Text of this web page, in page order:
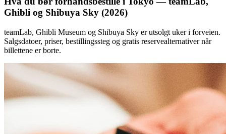
Ghibli og Shibuya Sky (2026)
teamLab, Ghibli Museum og Shibuya Sky er utsolgt uker i forveien.
Salgsdatoer, priser, bestillingssteg og gratis reservealternativer når
billettene er borte.